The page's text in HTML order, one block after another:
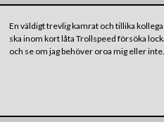
En väldigt trevlig kamrat och tillika
ska inom kort låta Trollspeed försöka
och se om jag behöver oroa mig eller